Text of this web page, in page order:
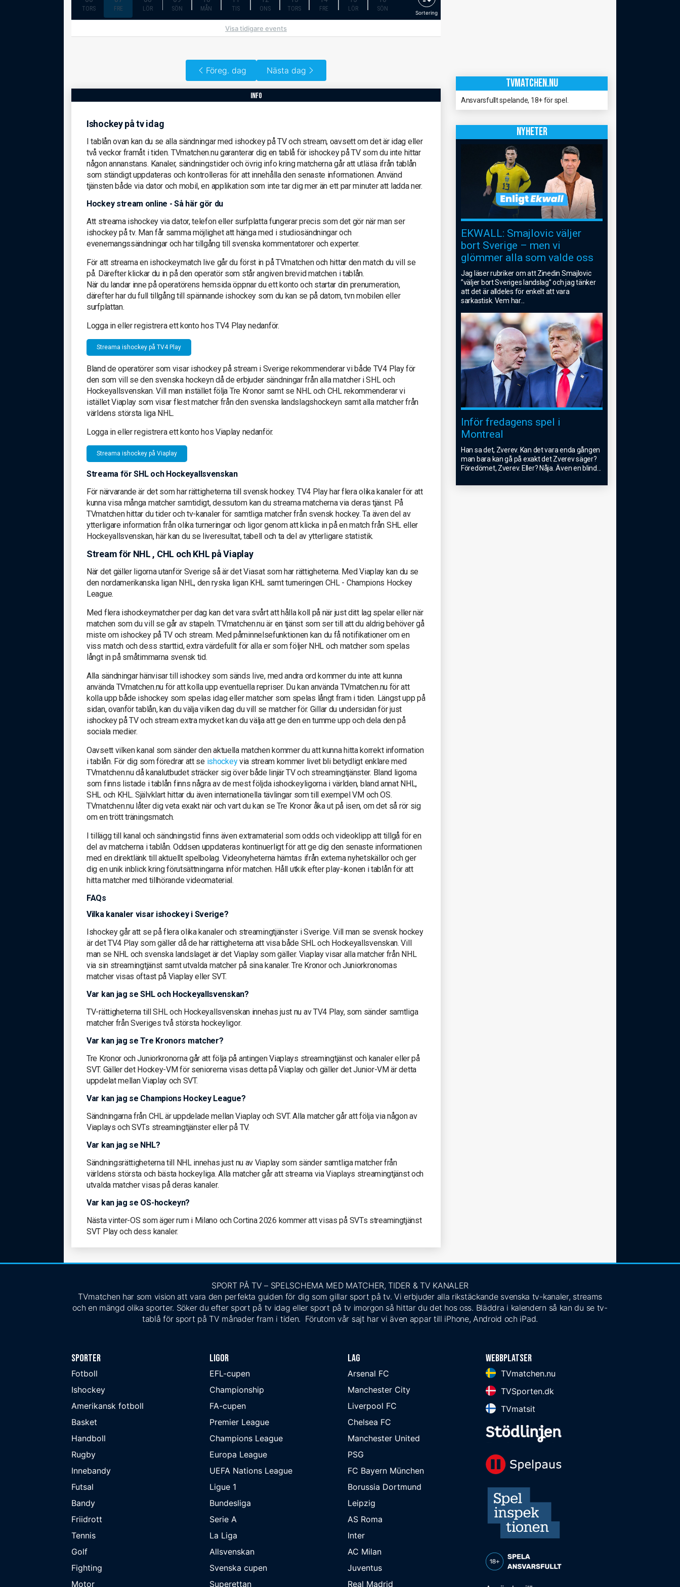
TORS FRE LÖR SÖN MÅN TIS ONS TORS FRE LÖR SÖN
Sortering
Visa tidigare events
Föreg. dag Nästa dag
info
Ishockey på tv idag
I tablån ovan kan du se alla sändningar med ishockey på TV och stream, oavsett om det är idag eller
två veckor framåt i tiden. TVmatchen.nu garanterar dig en tablå för ishockey på TV som du inte hittar
någon annanstans. Kanaler, sändningstider och övrig info kring matcherna går att utläsa ifrån tablån
som ständigt uppdateras och kontrolleras för att innehålla den senaste informationen. Använd
tjänsten både via dator och mobil, en applikation som inte tar dig mer än ett par minuter att ladda ner.
Hockey stream online - Så här gör du
Att streama ishockey via dator, telefon eller surfplatta fungerar precis som det gör när man ser
ishockey på tv. Man får samma möjlighet att hänga med i studiosändningar och
evenemangssändningar och har tillgång till svenska kommentatorer och experter.
För att streama en ishockeymatch live går du först in på TVmatchen och hittar den match du vill se
på. Därefter klickar du in på den operatör som står angiven brevid matchen i tablån.
När du landar inne på operatörens hemsida öppnar du ett konto och startar din prenumeration,
därefter har du full tillgång till spännande ishockey som du kan se på datorn, tvn mobilen eller
surfplattan.
Logga in eller registrera ett konto hos TV4 Play nedanför.
Streama ishockey på TV4 Play
Bland de operatörer som visar ishockey på stream i Sverige rekommenderar vi både TV4 Play för
den som vill se den svenska hockeyn då de erbjuder sändningar från alla matcher i SHL och
Hockeyallsvenskan. Vill man instället följa Tre Kronor samt se NHL och CHL rekommenderar vi
istället Viaplay som visar flest matcher från den svenska landslagshockeyn samt alla matcher från
världens största liga NHL.
Logga in eller registrera ett konto hos Viaplay nedanför.
Streama ishockey på Viaplay
Streama för SHL och Hockeyallsvenskan
För närvarande är det som har rättigheterna till svensk hockey. TV4 Play har flera olika kanaler för att
kunna visa många matcher samtidigt, dessutom kan du streama matcherna via deras tjänst. På
TVmatchen hittar du tider och tv-kanaler för samtliga matcher från svensk hockey. Ta även del av
ytterligare information från olika turneringar och ligor genom att klicka in på en match från SHL eller
Hockeyallsvenskan, här kan du se liveresultat, tabell och ta del av ytterligare statistik.
Stream för NHL , CHL och KHL på Viaplay
När det gäller ligorna utanför Sverige så är det Viasat som har rättigheterna. Med Viaplay kan du se
den nordamerikanska ligan NHL, den ryska ligan KHL samt turneringen CHL - Champions Hockey
League.
Med flera ishockeymatcher per dag kan det vara svårt att hålla koll på när just ditt lag spelar eller när
matchen som du vill se går av stapeln. TVmatchen.nu är en tjänst som ser till att du aldrig behöver gå
miste om ishockey på TV och stream. Med påminnelsefunktionen kan du få notifikationer om en
viss match och dess starttid, extra värdefullt för alla er som följer NHL och matcher som spelas
långt in på småtimmarna svensk tid.
Alla sändningar hänvisar till ishockey som sänds live, med andra ord kommer du inte att kunna
använda TVmatchen.nu för att kolla upp eventuella repriser. Du kan använda TVmatchen.nu för att
kolla upp både ishockey som spelas idag eller matcher som spelas långt fram i tiden. Längst upp på
sidan, ovanför tablån, kan du välja vilken dag du vill se matcher för. Gillar du undersidan för just
ishockey på TV och stream extra mycket kan du välja att ge den en tumme upp och dela den på
sociala medier.
Oavsett vilken kanal som sänder den aktuella matchen kommer du att kunna hitta korrekt information
i tablån. För dig som föredrar att se ishockeyvia stream kommer livet bli betydligt enklare med
TVmatchen.nu då kanalutbudet sträcker sig över både linjär TV och streamingtjänster. Bland ligorna
som finns listade i tablån finns några av de mest följda ishockeyligorna i världen, bland annat NHL,
SHL och KHL. Självklart hittar du även internationella tävlingar som till exempel VM och OS.
TVmatchen.nu låter dig veta exakt när och vart du kan se Tre Kronor åka ut på isen, om det så rör sig
om en trött träningsmatch.
I tillägg till kanal och sändningstid finns även extramaterial som odds och videoklipp att tillgå för en
del av matcherna i tablån. Oddsen uppdateras kontinuerligt för att ge dig den senaste informationen
med en direktlänk till aktuellt spelbolag. Videonyheterna hämtas ifrån externa nyhetskällor och ger
dig en unik inblick kring förutsättningarna inför matchen. Håll utkik efter play-ikonen i tablån för att
hitta matcher med tillhörande videomaterial.
FAQs
Vilka kanaler visar ishockey i Sverige?
Ishockey går att se på flera olika kanaler och streamingtjänster i Sverige. Vill man se svensk hockey
är det TV4 Play som gäller då de har rättigheterna att visa både SHL och Hockeyallsvenskan. Vill
man se NHL och svenska landslaget är det Viaplay som gäller. Viaplay visar alla matcher från NHL
via sin streamingtjänst samt utvalda matcher på sina kanaler. Tre Kronor och Juniorkronornas
matcher visas oftast på Viaplay eller SVT.
Var kan jag se SHL och Hockeyallsvenskan?
TV-rättigheterna till SHL och Hockeyallsvenskan innehas just nu av TV4 Play, som sänder samtliga
matcher från Sveriges två största hockeyligor.
Var kan jag se Tre Kronors matcher?
Tre Kronor och Juniorkronorna går att följa på antingen Viaplays streamingtjänst och kanaler eller på
SVT. Gäller det Hockey-VM för seniorerna visas detta på Viaplay och gäller det Junior-VM är detta
uppdelat mellan Viaplay och SVT.
Var kan jag se Champions Hockey League?
Sändningarna från CHL är uppdelade mellan Viaplay och SVT. Alla matcher går att följa via någon av
Viaplays och SVTs streamingtjänster eller på TV.
Var kan jag se NHL?
Sändningsrättigheterna till NHL innehas just nu av Viaplay som sänder samtliga matcher från
världens största och bästa hockeyliga. Alla matcher går att streama via Viaplays streamingtjänst och
utvalda matcher visas på deras kanaler.
Var kan jag se OS-hockeyn?
Nästa vinter-OS som äger rum i Milano och Cortina 2026 kommer att visas på SVTs streamingtjänst
SVT Play och dess kanaler.
TVMATCHEN.NU
Ansvarsfullt spelande, 18+ för spel.
NYHETER
EKWALL: Smajlovic väljer
bort Sverige – men vi
glömmer alla som valde oss
Jag läser rubriker om att Zinedin Smajlovic
”väljer bort Sveriges landslag” och jag tänker
att det är alldeles för enkelt att vara
sarkastisk. Vem har...
Inför fredagens spel i
Montreal
Han sa det, Zverev. Kan det vara enda gången
man bara kan gå på exakt det Zverev säger?
Föredömet, Zverev. Eller? Nåja. Även en blind
SPORT PÅ TV – SPELSCHEMA MED MATCHER, TIDER & TV KANALER
TVmatchen har som vision att vara den perfekta guiden för dig som gillar sport på tv. Vi erbjuder alla rikstäckande svenska tv-kanaler, streams
och en mängd olika sporter. Söker du efter sport på tv idag eller sport på tv imorgon så hittar du det hos oss. Bläddra i kalendern så kan du se tv-
tablå för sport på TV månader fram i tiden. Förutom vår sajt har vi även appar till iPhone, Android och iPad.
Sporter
Fotboll
Ishockey
Amerikansk fotboll
Basket
Handboll
Rugby
Innebandy
Futsal
Bandy
Friidrott
Tennis
Golf
Fighting
Motor
Ligor
EFL-cupen
Championship
FA-cupen
Premier League
Champions League
Europa League
UEFA Nations League
Ligue 1
Bundesliga
Serie A
La Liga
Allsvenskan
Svenska cupen
Superettan
Lag
Arsenal FC
Manchester City
Liverpool FC
Chelsea FC
Manchester United
PSG
FC Bayern München
Borussia Dortmund
Leipzig
AS Roma
Inter
AC Milan
Juventus
Real Madrid
Webbplatser
TVmatchen.nu
TVSporten.dk
TVmatsit